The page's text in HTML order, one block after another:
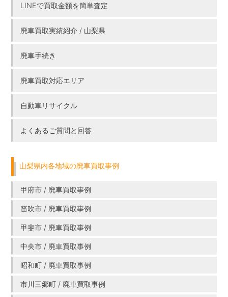
LINEで買取金額を簡単査定
廃車買取実績紹介 / 山梨県
廃車手続き
廃車買取対応エリア
自動車リサイクル
よくあるご質問と回答
山梨県内各地域の廃車買取事例
甲府市 / 廃車買取事例
笛吹市 / 廃車買取事例
甲斐市 / 廃車買取事例
中央市 / 廃車買取事例
昭和町 / 廃車買取事例
市川三郷町 / 廃車買取事例